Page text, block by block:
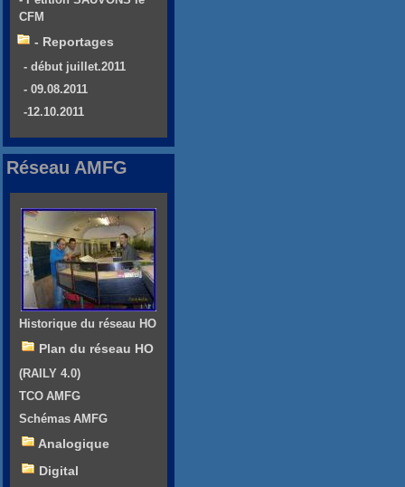
CFM
- Reportages
- début juillet.2011
- 09.08.2011
-12.10.2011
Réseau AMFG
Historique du réseau HO
Plan du réseau HO
(RAILY 4.0)
TCO AMFG
Schémas AMFG
Analogique
Digital